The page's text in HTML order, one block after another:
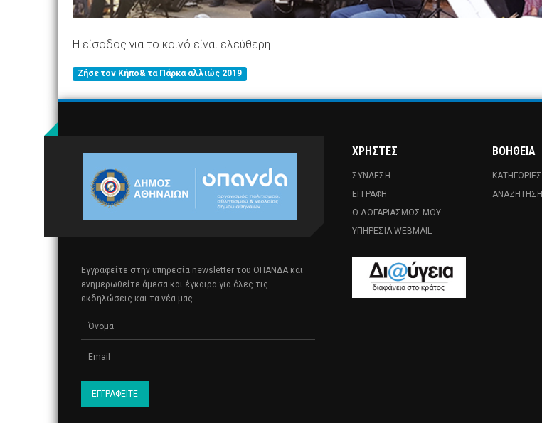
Η είσοδος για το κοινό είναι ελεύθερη.
Ζήσε τον Κήπο& τα Πάρκα αλλιώς 2019
Εγγραφείτε στην υπηρεσία newsletter του ΟΠΑΝΔΑ και
ενημερωθείτε άμεσα και έγκαιρα για όλες τις
εκδηλώσεις και τα νέα μας.
ΧΡΉΣΤΕΣ
ΣΎΝΔΕΣΗ
ΕΓΓΡΑΦΉ
Ο ΛΟΓΑΡΙΑΣΜΌΣ ΜΟΥ
ΥΠΗΡΕΣΊΑ WEBMAIL
ΒΟΉΘΕΙΑ
ΚΑΤΗΓΟΡΊΕΣ
ΑΝΑΖΉΤΗΣΗ